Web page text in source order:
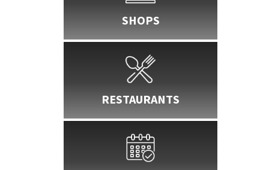
SHOPS
RESTAURANTS